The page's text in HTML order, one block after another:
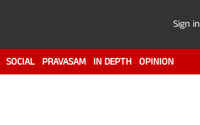
Sign in
SOCIAL PRAVASAM IN DEPTH OPINION